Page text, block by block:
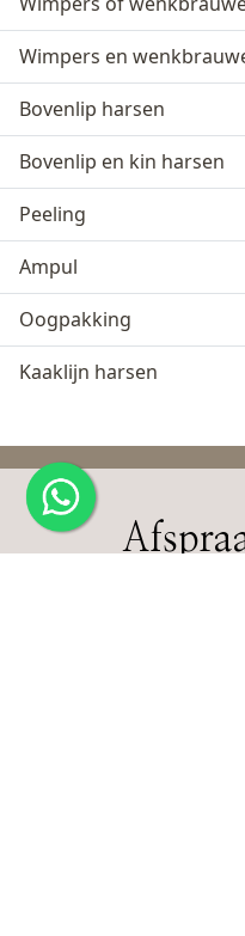
Wimpers en
Bovenlip harsen
Bovenlip en kin harsen
Peeling
Ampul
Oogpakking
Kaaklijn harsen